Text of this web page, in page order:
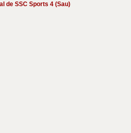
de SSC Sports 4 (Sau)